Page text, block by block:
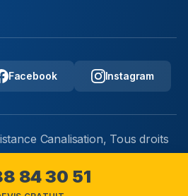
Facebook Instagram
Canalisation, Tous droits
légales
84 30 51